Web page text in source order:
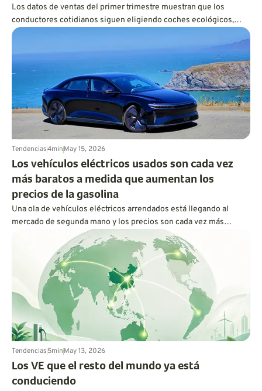
Los datos de ventas del primer trimestre muestran que los
conductores cotidianos siguen eligiendo coches ecológicos,
pero la practicidad, la asequibilidad y la flexibilidad de los
Tendencias4minMay 15, 2026
Los vehículos eléctricos usados son cada vez
más baratos a medida que aumentan los
precios de la gasolina
Una ola de vehículos eléctricos arrendados está llegando al
mercado de segunda mano y los precios son cada vez más
atractivos. Para el conductor adecuado, la conducción eléctrica
finalmente puede parecer menos costosa y más práctica.
Tendencias5minMay 13, 2026
Los VE que el resto del mundo ya está
conduciendo